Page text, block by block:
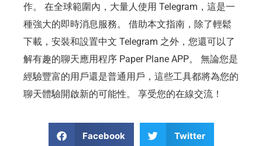
作。 在全球範圍內，大量人使用 Telegram，這是一
種強大的即時消息服務。 借助本文指南，除了輕鬆
下載，安裝和設置中文 Telegram 之外，您還可以了
解有趣的聊天應用程序 Paper Plane APP。 無論您是
經驗豐富的用戶還是普通用戶，這些工具都將為您的
聊天體驗開啟新的可能性。 享受您的在線交流！
Facebook Twitter